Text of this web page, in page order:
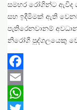
සමහර රෝගින්ට ඇවිද
සහ ඉදීමිමක් ඇති
පැතිරෙනවානම්
නිරෝගී පුද්ගලයෙකු
Facebook
Email